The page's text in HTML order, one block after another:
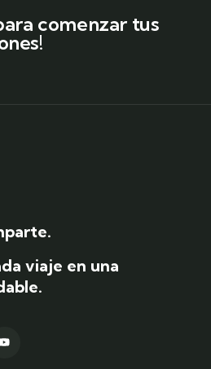
comenzar tus
viaje en una